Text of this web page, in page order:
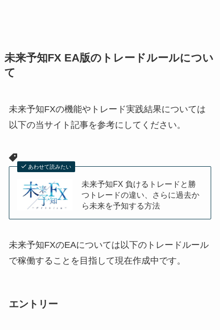
未来予知FX EA版のトレードルールについ
て
未来予知FXの機能やトレード実践結果については
以下の当サイト記事を参考にしてください。
あわせて読みたい
未来予知FX 負けるトレードと勝
つトレードの違い、さらに過去か
ら未来を予知する方法
未来予知FXのEAについては以下のトレードルール
で稼働することを目指して現在作成中です。
エントリー